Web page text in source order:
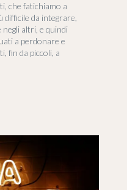
che fatichiamo a
difficile da integrare,
altri, e quindi
a perdonare e
fin da piccoli, a